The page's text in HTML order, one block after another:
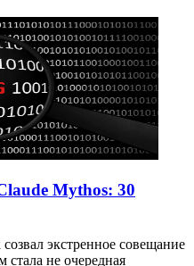
Mythos: 30
экстренное совещание
не очередная